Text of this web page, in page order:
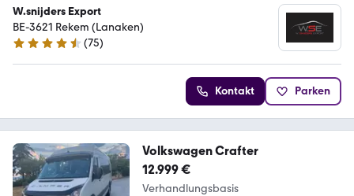
W.snijders Export
BE-3621 Rekem (Lanaken)
4.7 Sterne
(75)
Kontakt Parken
Volkswagen Crafter
12.999 €
Verhandlungsbasis